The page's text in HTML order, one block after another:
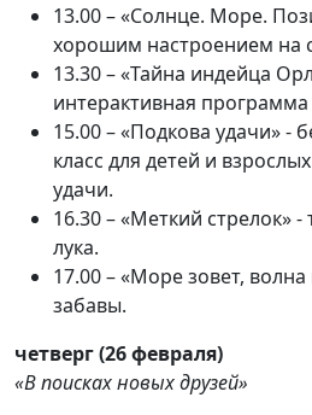
13.00 – «Солнце. Море.
хорошим настроением на
13.30 – «Тайна индейца
интерактивная
15.00 – «Подкова удачи» -
класс для детей и
удачи.
16.30 – «Меткий стрелок»
лука.
17.00 – «Море зовет,
забавы.
четверг (26 февраля)
«В поисках новых друзей»